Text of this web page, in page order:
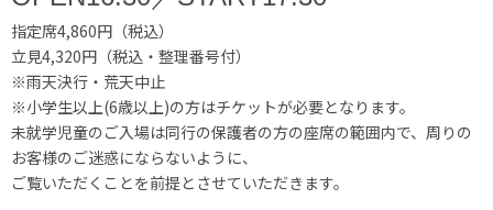
指定席4,860円（税込）
立見4,320円（税込・整理番号付）
※雨天決行・荒天中止
※小学生以上(6歳以上)の方はチケットが必要となります。
未就学児童のご入場は同行の保護者の方の座席の範囲内で、周りの
お客様のご迷惑にならないように、
ご覧いただくことを前提とさせていただきます。